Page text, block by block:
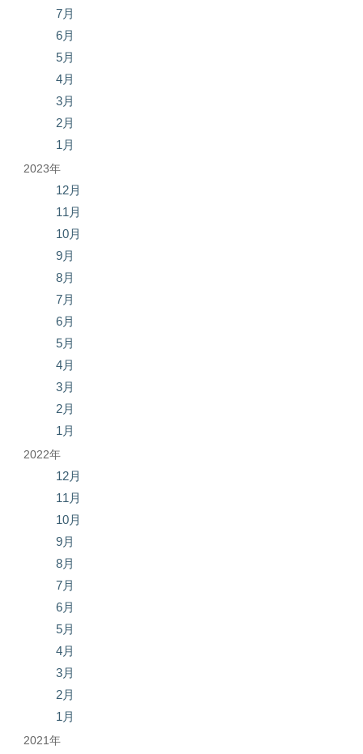
7月
6月
5月
4月
3月
2月
1月
2023年
12月
11月
10月
9月
8月
7月
6月
5月
4月
3月
2月
1月
2022年
12月
11月
10月
9月
8月
7月
6月
5月
4月
3月
2月
1月
2021年